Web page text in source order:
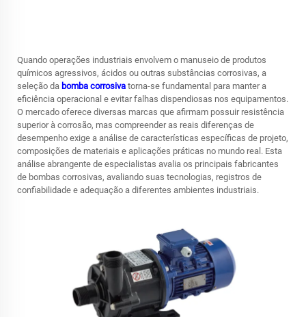
Quando operações industriais envolvem o manuseio de produtos
químicos agressivos, ácidos ou outras substâncias corrosivas, a
seleção da bomba corrosiva torna-se fundamental para manter a
eficiência operacional e evitar falhas dispendiosas nos equipamentos.
O mercado oferece diversas marcas que afirmam possuir resistência
superior à corrosão, mas compreender as reais diferenças de
desempenho exige a análise de características específicas de projeto,
composições de materiais e aplicações práticas no mundo real. Esta
análise abrangente de especialistas avalia os principais fabricantes
de bombas corrosivas, avaliando suas tecnologias, registros de
confiabilidade e adequação a diferentes ambientes industriais.